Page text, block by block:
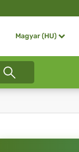
Magyar (HU)